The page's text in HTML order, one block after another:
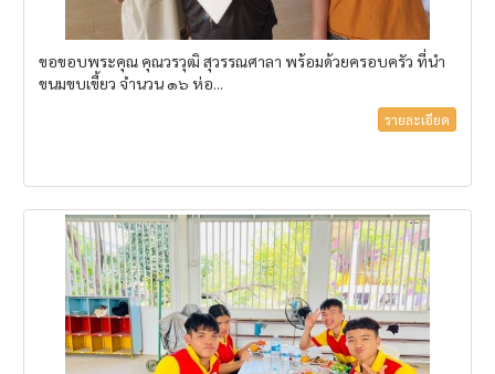
ขอขอบพระคุณ คุณวรวุฒิ สุวรรณศาลา พร้อมด้วยครอบครัว ที่นำ
ขนมขบเขี้ยว จำนวน ๑๖ ห่อ...
รายละเอียด